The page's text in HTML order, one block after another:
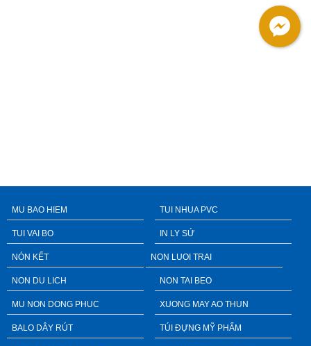
MU BAO HIEM TUI NHUA PVC
TUI VAI BO IN LY SỨ
NÓN KẾT NON LUOI TRAI
NON DU LICH NON TAI BEO
MU NON DONG PHUC XUONG MAY AO THUN
BALO DÂY RÚT TÚI ĐỰNG MỸ PHẨM